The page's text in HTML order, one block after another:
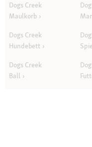
Dogs Creek
Maulkorb
Dogs Creek
Hundebett
Dogs Creek
Ball